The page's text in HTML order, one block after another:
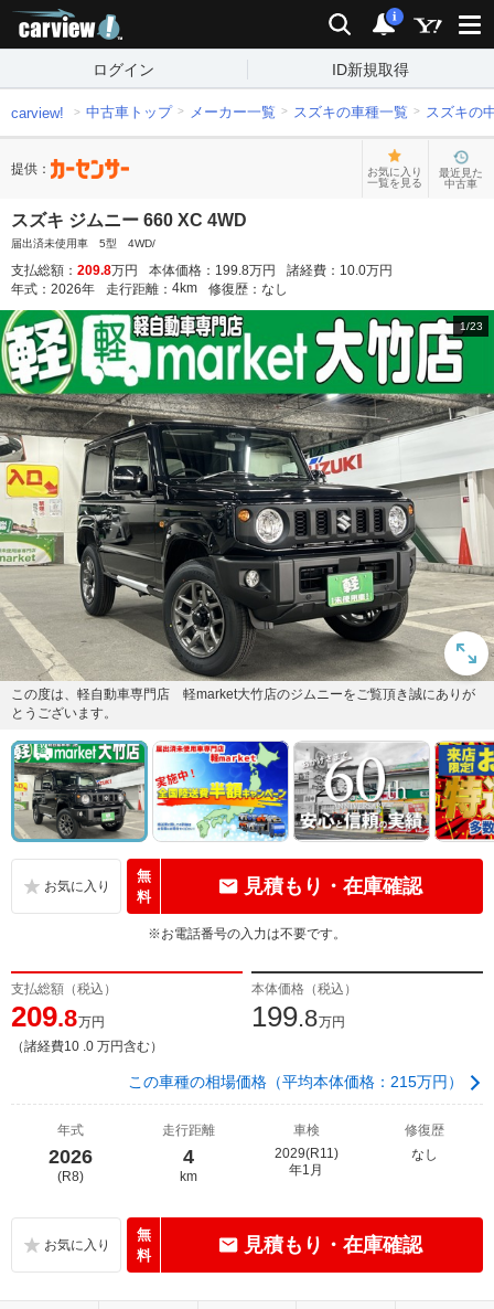
検索 通知
i
ログイン ID新規取得
carview! 中古車トップ メーカー一覧 スズキの車種一覧 スズキの
提供：
お気に入り
一覧を見る
最近見た
中古車
スズキ ジムニー 660 XC 4WD
届出済未使用車 5型 4WD/
支払総額： 209.8万円 本体価格： 199.8万円 諸経費： 10.0万円
年式： 2026年 走行距離： 4km 修復歴： なし
1/23
この度は、軽自動車専門店 軽market大竹店のジムニーをご覧頂き誠にありが
とうございます。
無
料
見積もり・在庫確認
※お電話番号の入力は不要です。
支払総額（税込）
209.8万円
（諸経費10 .0 万円含む）
本体価格（税込）
199.8万円
この車種の相場価格（平均本体価格：215万円）
年式
2026
(R8)
走行距離
4
km
車検
2029(R11)
年1月
修復歴
なし
無
料
見積もり・在庫確認